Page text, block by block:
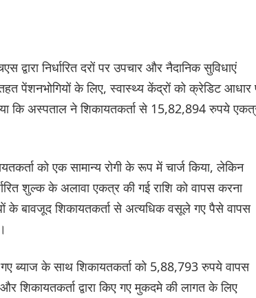
निर्धारित दरों पर उपचार और नैदानिक सुविधाएं
पेंशनभोगियों के लिए, स्वास्थ्य केंद्रों को क्रेडिट आधार
कि अस्पताल ने शिकायतकर्ता से 15,82,894 रुपये
को एक सामान्य रोगी के रूप में चार्ज किया, लेकिन
शुल्क के अलावा एकत्र की गई राशि को वापस करना
के बावजूद शिकायतकर्ता से अत्यधिक वसूले गए पैसे वापस
ब्याज के साथ शिकायतकर्ता को 5,88,793 रुपये वापस
शिकायतकर्ता द्वारा किए गए मुकदमे की लागत के लिए